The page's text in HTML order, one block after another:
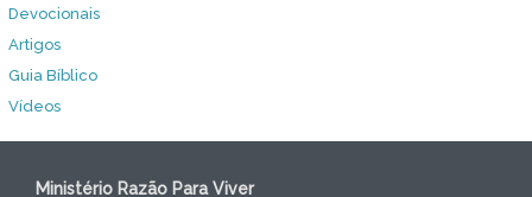
Devocionais
Artigos
Guia Bíblico
Vídeos
Ministério Razão Para Viver